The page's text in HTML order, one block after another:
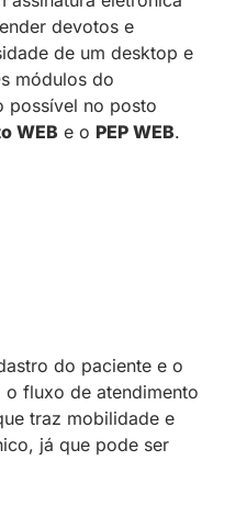
devotos e
de um desktop e
módulos do
possível no posto
WEB e o PEP WEB.
do paciente e o
fluxo de atendimento
traz mobilidade e
já que pode ser